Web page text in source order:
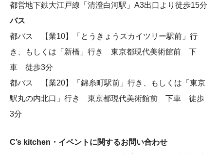
都営地下鉄大江戸線「清澄白河駅」A3出口より徒歩15分
バス
都バス 【業10】「とうきょうスカイツリー駅前」行
き、もしくは「新橋」行き 東京都現代美術館前 下
車 徒歩3分
都バス 【業20】「錦糸町駅前」行き、もしくは「東京
駅丸の内北口」行き 東京都現代美術館前 下車 徒歩
3分
C’s kitchen・イベントに関するお問い合わせ